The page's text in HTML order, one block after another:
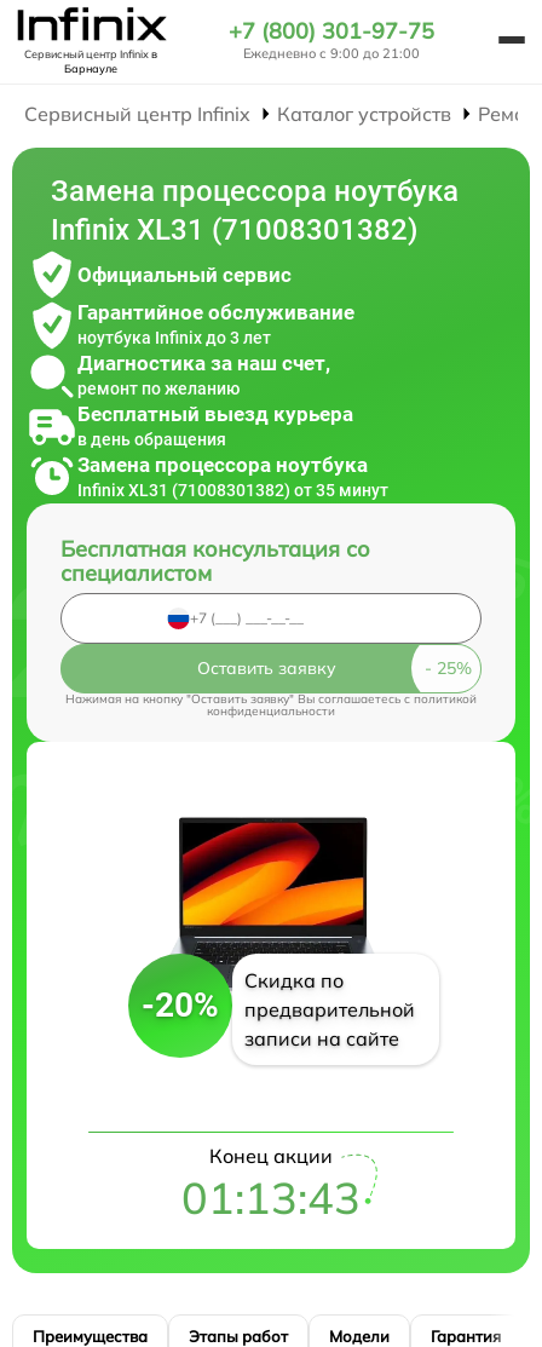
Сервисный центр Infinixв
Барнауле
+7 (800) 301-97-75
Ежедневно с 9:00 до 21:00
Сервисный центр Infinix Каталог устройств
Замена процессора ноутбука
Infinix XL31 (71008301382)
Официальный сервис
Гарантийное обслуживание
ноутбука Infinix до 3 лет
Диагностика за наш счет,
ремонт по желанию
Бесплатный выезд курьера
в день обращения
Замена процессора ноутбука
Infinix XL31 (71008301382) от 35 минут
Бесплатная консультация со
специалистом
Оставить заявку
Нажимая на кнопку "Оставить заявку" Вы соглашаетесь cполитикой
конфиденциальности
-20%
Скидка по
предварительной
записи на сайте
Конец акции
01:13:42
Преимущества Этапы работ Модели Гарантия